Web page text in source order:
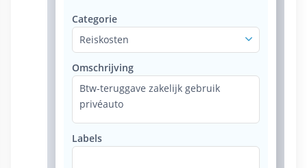
Categorie
Reiskosten
Omschrijving
Btw-teruggave zakelijk gebruik
privéauto
Labels